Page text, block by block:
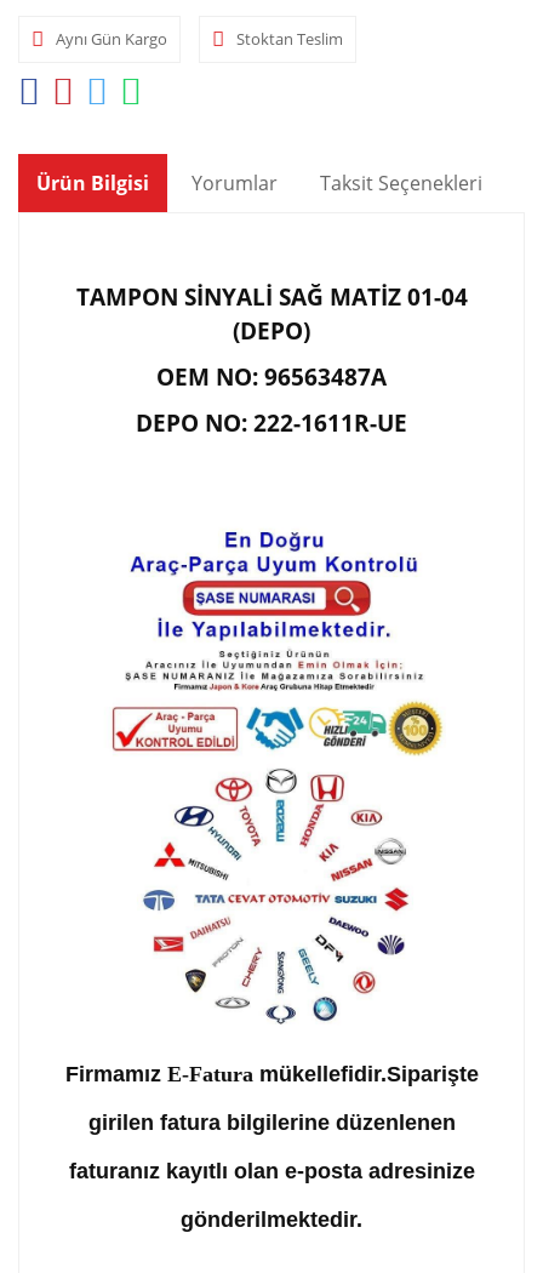
Aynı Gün Kargo Stoktan Teslim
Ürün Bilgisi Yorumlar Taksit Seçenekleri
TAMPON SİNYALİ SAĞ MATİZ 01-04
(DEPO)
OEM NO: 96563487A
DEPO NO: 222-1611R-UE
Firmamız E-Fatura mükellefidir.Siparişte
girilen fatura bilgilerine düzenlenen
faturanız kayıtlı olan e-posta adresinize
gönderilmektedir.